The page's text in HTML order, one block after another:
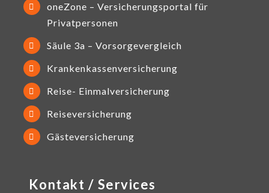
oneZone – Versicherungsportal für
Privatpersonen
Säule 3a – Vorsorgevergleich
Krankenkassenversicherung
Reise- Einmalversicherung
Reiseversicherung
Gästeversicherung
Kontakt / Services